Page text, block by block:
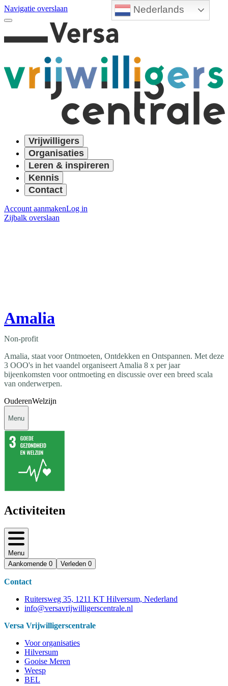
Nederlands
Navigatie overslaan
Vrijwilligers
Organisaties
Leren & inspireren
Kennis
Contact
Account aanmakenLog in
Zijbalk overslaan
Amalia
Non-profit
Amalia, staat voor Ontmoeten, Ontdekken en Ontspannen. Met deze
3 OOO's in het vaandel organiseert Amalia 8 x per jaar
bijeenkomsten voor ontmoeting en discussie over een breed scala
van onderwerpen.
OuderenWelzijn
Menu
Activiteiten
Menu
Aankomende 0 Verleden 0
Contact
Ruitersweg 35, 1211 KT Hilversum, Nederland
info@versavrijwilligerscentrale.nl
Versa Vrijwilligerscentrale
Voor organisaties
Hilversum
Gooise Meren
Weesp
BEL